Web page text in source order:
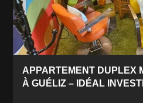
APPARTEMENT DUPLEX
À GUÉLIZ – IDÉAL